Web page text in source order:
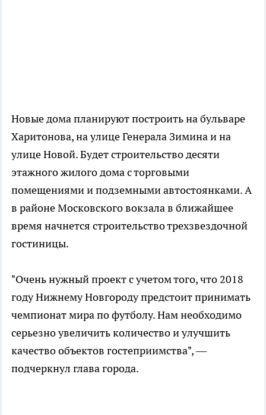
Новые дома планируют построить на бульваре
Харитонова, на улице Генерала Зимина и на
улице Новой. Будет строительство десяти
этажного жилого дома с торговыми
помещениями и подземными автостоянками. А
в районе Московского вокзала в ближайшее
время начнется строительство трехзвездочной
гостиницы.
"Очень нужный проект с учетом того, что 2018
году Нижнему Новгороду предстоит принимать
чемпионат мира по футболу. Нам необходимо
серьезно увеличить количество и улучшить
качество объектов гостеприимства", —
подчеркнул глава города.